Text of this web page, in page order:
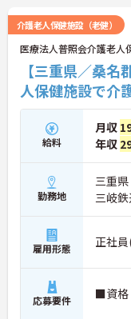
介護老人保健施設（老健）
医療法人普照会介護老人
【三重県／桑
人保健施設で介
給料
月収
年収
勤務地
三重
三岐
雇用形態 正社
応募要件 ■資格